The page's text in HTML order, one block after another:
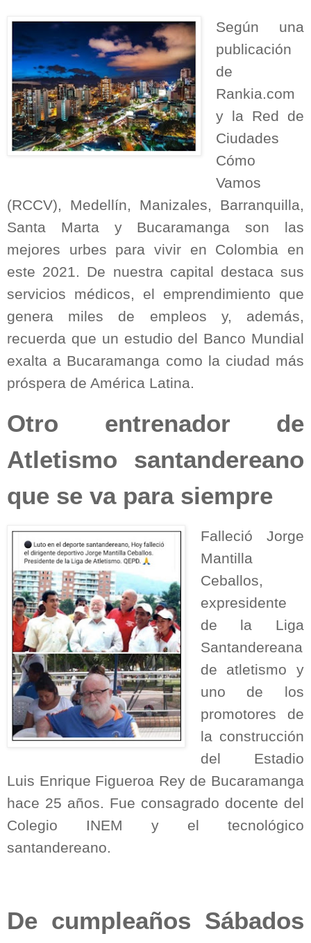
Según una
publicación
de
Rankia.com
y la Red de
Ciudades
Cómo
Vamos
(RCCV), Medellín, Manizales, Barranquilla,
Santa Marta y Bucaramanga son las
mejores urbes para vivir en Colombia en
este 2021. De nuestra capital destaca sus
servicios médicos, el emprendimiento que
genera miles de empleos y, además,
recuerda que un estudio del Banco Mundial
exalta a Bucaramanga como la ciudad más
próspera de América Latina.
Otro entrenador de
Atletismo santandereano
que se va para siempre
Falleció Jorge
Mantilla
Ceballos,
expresidente
de la Liga
Santandereana
de atletismo y
uno de los
promotores de
la construcción
del Estadio
Luis Enrique Figueroa Rey de Bucaramanga
hace 25 años. Fue consagrado docente del
Colegio INEM y el tecnológico
santandereano.
De cumpleaños Sábados